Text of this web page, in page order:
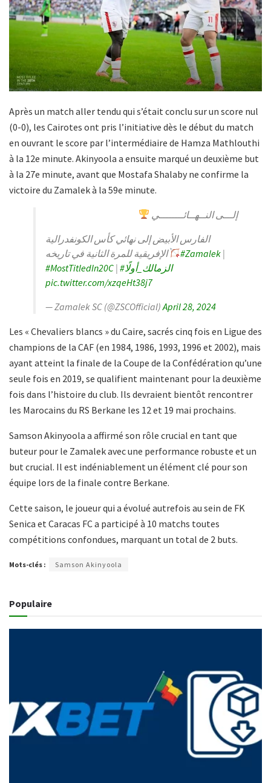
Après un match aller tendu qui s’était conclu sur un score nul
(0-0), les Cairotes ont pris l’initiative dès le début du match
en ouvrant le score par l’intermédiaire de Hamza Mathlouthi
à la 12e minute. Akinyoola a ensuite marqué un deuxième but
à la 27e minute, avant que Mostafa Shalaby ne confirme la
victoire du Zamalek à la 59e minute.
إلـــى النــهــائــــــــي
الفارس الأبيض إلى نهائي كأس الكونفدرالية
الإفريقية للمرة الثانية في تاريخه
#Zamalek |
#MostTitledIn20C |
#الزمالك_أولًا
pic.twitter.com/xzqeHt38j7
— Zamalek SC (@ZSCOfficial)April 28, 2024
Les « Chevaliers blancs » du Caire, sacrés cinq fois en Ligue des
champions de la CAF (en 1984, 1986, 1993, 1996 et 2002), mais
ayant atteint la finale de la Coupe de la Confédération qu’une
seule fois en 2019, se qualifient maintenant pour la deuxième
fois dans l’histoire du club. Ils devraient bientôt rencontrer
les Marocains du RS Berkane les 12 et 19 mai prochains.
Samson Akinyoola a affirmé son rôle crucial en tant que
buteur pour le Zamalek avec une performance robuste et un
but crucial. Il est indéniablement un élément clé pour son
équipe lors de la finale contre Berkane.
Cette saison, le joueur qui a évolué autrefois au sein de FK
Senica et Caracas FC a participé à 10 matchs toutes
compétitions confondues, marquant un total de 2 buts.
Mots-clés : Samson Akinyoola
Populaire